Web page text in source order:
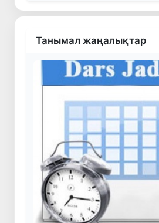
Танымал жаңалықтар